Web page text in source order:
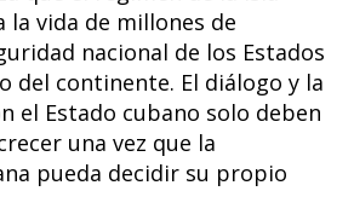
la vida de millones de
nacional de los Estados
del continente. El diálogo y la
el Estado cubano solo deben
una vez que la
pueda decidir su propio